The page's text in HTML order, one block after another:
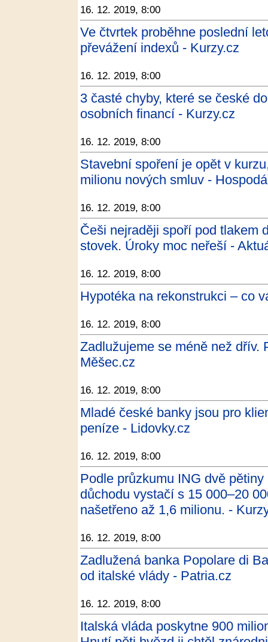
16. 12. 2019, 8:00
Ve čtvrtek proběhne poslední
převážení indexů - Kurzy.cz
16. 12. 2019, 8:00
3 časté chyby, které se české
osobních financí - Kurzy.cz
16. 12. 2019, 8:00
Stavební spoření je opět v
milionu nových smluv -
16. 12. 2019, 8:00
Češi nejraději spoří pod tlakem
stovek. Úroky moc neřeší -
16. 12. 2019, 8:00
Hypotéka na rekonstrukci – co
16. 12. 2019, 8:00
Zadlužujeme se méně než dřív.
Měšec.cz
16. 12. 2019, 8:00
Mladé české banky jsou pro
peníze - Lidovky.cz
16. 12. 2019, 8:00
Podle průzkumu ING dvě
důchodu vystačí s 15 000–20
našetřeno až 1,6 milionu. -
16. 12. 2019, 8:00
Zadlužená banka Popolare di
od italské vlády - Patria.cz
16. 12. 2019, 8:00
Italská vláda poskytne 900